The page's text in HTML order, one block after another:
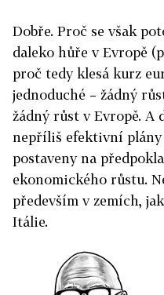
Dobře. Proč se však
daleko hůře v Evropě
proč tedy klesá kurz
jednoduché – žádný
žádný růst v Evropě. A
nepříliš efektivní plány
postaveny na
ekonomického růstu.
především v zemích,
Itálie.